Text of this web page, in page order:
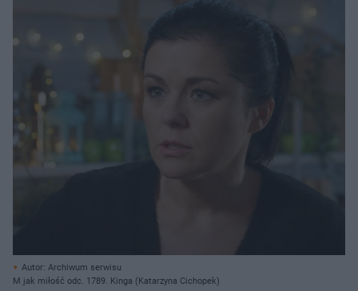
Autor: Archiwum serwisu
M jak miłość odc. 1789. Kinga (Katarzyna Cichopek)